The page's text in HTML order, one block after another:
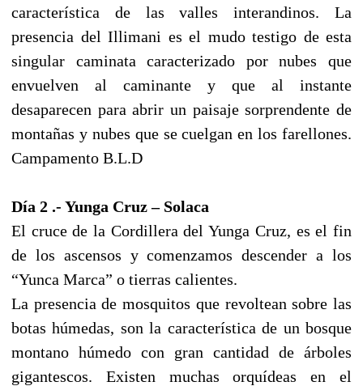
característica de las valles interandinos. La
presencia del Illimani es el mudo testigo de esta
singular caminata caracterizado por nubes que
envuelven al caminante y que al instante
desaparecen para abrir un paisaje sorprendente de
montañas y nubes que se cuelgan en los farellones.
Campamento B.L.D
Día 2 .- Yunga Cruz – Solaca
El cruce de la Cordillera del Yunga Cruz, es el fin
de los ascensos y comenzamos descender a los
“Yunca Marca” o tierras calientes.
La presencia de mosquitos que revoltean sobre las
botas húmedas, son la característica de un bosque
montano húmedo con gran cantidad de árboles
gigantescos. Existen muchas orquídeas en el